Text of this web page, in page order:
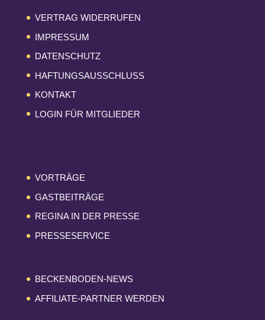
VERTRAG WIDERRUFEN
IMPRESSUM
DATENSCHUTZ
HAFTUNGSAUSSCHLUSS
KONTAKT
LOGIN FÜR MITGLIEDER
VORTRÄGE
GASTBEITRÄGE
REGINA IN DER PRESSE
PRESSESERVICE
BECKENBODEN-NEWS
AFFILIATE-PARTNER WERDEN